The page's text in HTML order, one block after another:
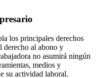
los principales derechos
derecho al abono y
no asumirá ningún
medios y
su actividad laboral.